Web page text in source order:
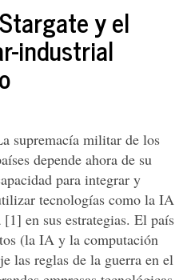
y el
industrial
supremacía militar de los
depende ahora de su
para integrar y
tecnologías como la IA
en sus estrategias. El país
(la IA y la computación
las reglas de la guerra en el